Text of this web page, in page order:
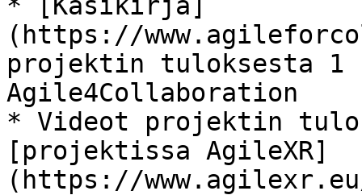
(https://
projektin tuloksesta 1
Agile4Collaboration
* Videot projektin
[projektissa AgileXR]
(https://